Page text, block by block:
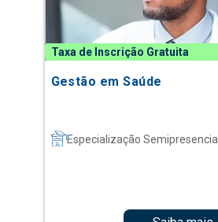
Taxa de Inscrição Gratuita
Gestão em Saúde
Especialização Semipresencial